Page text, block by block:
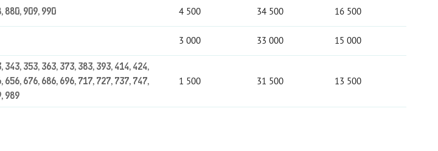
880, 909, 990 4 500 34 500 16 500
3 000 33 000 15 000
353, 363, 373, 383, 393, 414, 424,
676, 686, 696, 717, 727, 737, 747,
989
1 500 31 500 13 500